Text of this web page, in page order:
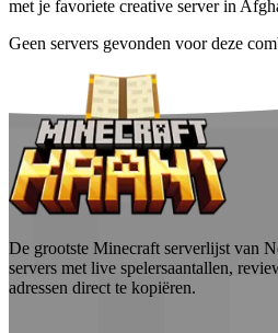
met je favoriete creative server in
Geen servers gevonden voor deze
De grootste Minecraft serverlijst van
servers met live spelersaantallen,
adressen direct te kopiëren.